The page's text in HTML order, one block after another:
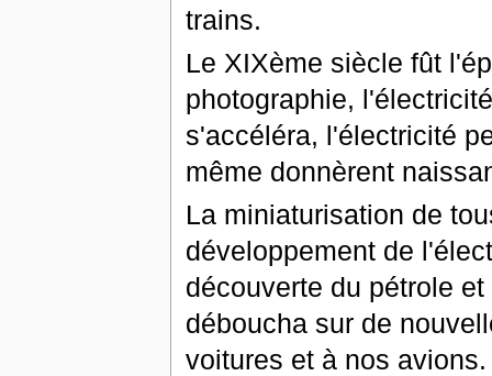
trains.
Le XIXème siècle fût
photographie,
s'accéléra, l'électricité
même donnèrent
La miniaturisation de
développement de
découverte du pétrole
déboucha sur de
voitures et à nos